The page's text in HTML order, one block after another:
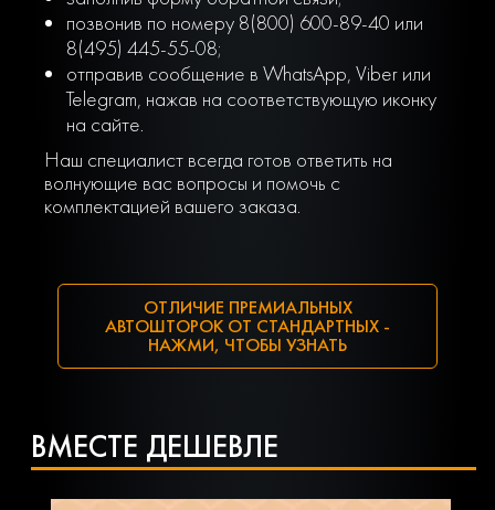
позвонив по номеру 8(800) 600-89-40 или
8(495) 445-55-08;
отправив сообщение в WhatsApp, Viber или
Telegram, нажав на соответствующую иконку
на сайте.
Наш специалист всегда готов ответить на
волнующие вас вопросы и помочь с
комплектацией вашего заказа.
ОТЛИЧИЕ ПРЕМИАЛЬНЫХ
АВТОШТОРОК ОТ СТАНДАРТНЫХ -
НАЖМИ, ЧТОБЫ УЗНАТЬ
ВМЕСТЕ ДЕШЕВЛЕ